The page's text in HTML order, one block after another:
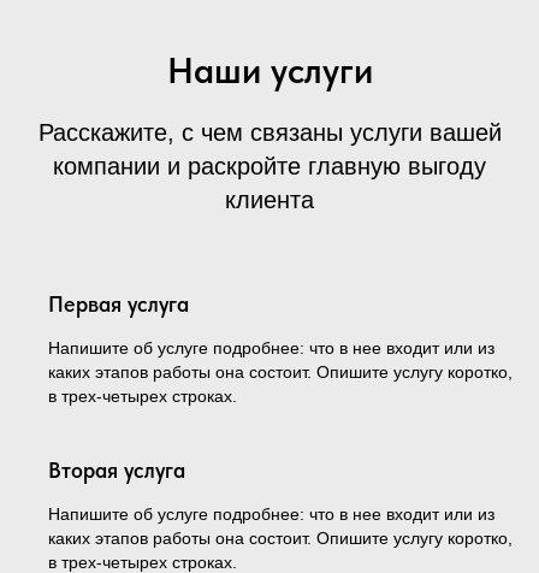
Наши услуги
Расскажите, с чем связаны услуги вашей
компании и раскройте главную выгоду
клиента
Первая услуга
Напишите об услуге подробнее: что в нее входит или из
каких этапов работы она состоит. Опишите услугу коротко,
в трех-четырех строках.
Вторая услуга
Напишите об услуге подробнее: что в нее входит или из
каких этапов работы она состоит. Опишите услугу коротко,
в трех-четырех строках.